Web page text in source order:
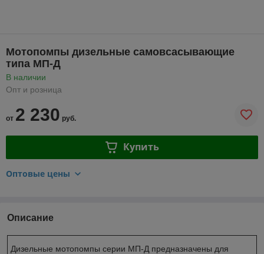
Мотопомпы дизельные самовсасывающие
типа МП-Д
В наличии
Опт и розница
от 2 230 руб.
Купить
Оптовые цены
Описание
Дизельные мотопомпы серии МП-Д предназначены для